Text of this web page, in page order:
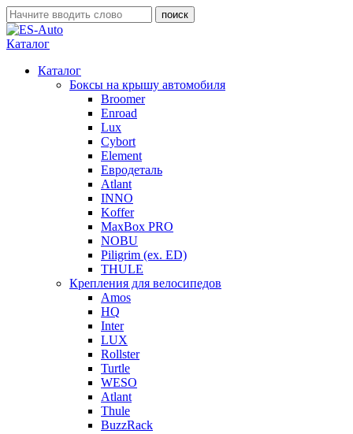
Каталог
Каталог
Боксы на крышу автомобиля
Broomer
Enroad
Lux
Cybort
Element
Евродеталь
Atlant
INNO
Koffer
MaxBox PRO
NOBU
Piligrim (ex. ED)
THULE
Крепления для велосипедов
Amos
HQ
Inter
LUX
Rollster
Turtle
WESO
Atlant
Thule
BuzzRack